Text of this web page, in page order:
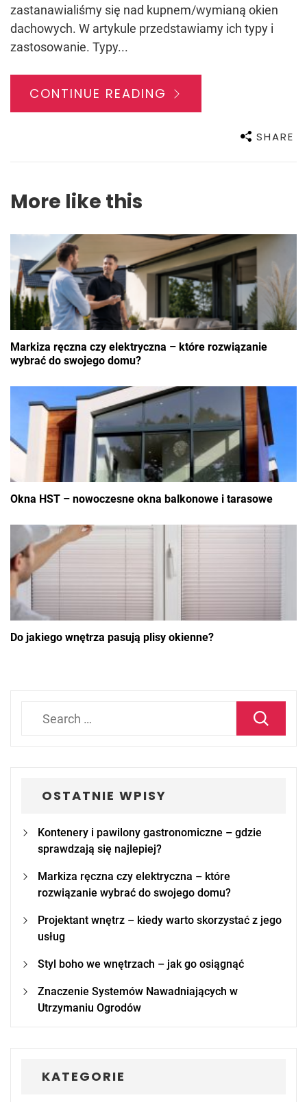
zastanawialiśmy się nad kupnem/wymianą okien
dachowych. W artykule przedstawiamy ich typy i
zastosowanie. Typy...
CONTINUE READING
SHARE
More like this
Markiza ręczna czy elektryczna – które rozwiązanie
wybrać do swojego domu?
Okna HST – nowoczesne okna balkonowe i tarasowe
Do jakiego wnętrza pasują plisy okienne?
OSTATNIE WPISY
Kontenery i pawilony gastronomiczne – gdzie
sprawdzają się najlepiej?
Markiza ręczna czy elektryczna – które
rozwiązanie wybrać do swojego domu?
Projektant wnętrz – kiedy warto skorzystać z jego
usług
Styl boho we wnętrzach – jak go osiągnąć
Znaczenie Systemów Nawadniających w
Utrzymaniu Ogrodów
KATEGORIE